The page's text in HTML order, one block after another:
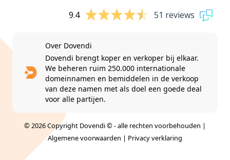
9.4 51 reviews
Over Dovendi
Dovendi brengt koper en verkoper bij elkaar.
We beheren ruim 250.000 internationale
domeinnamen en bemiddelen in de verkoop
van deze namen met als doel een goede deal
voor alle partijen.
© 2026 Copyright Dovendi © - alle rechten voorbehouden |
Algemene voorwaarden | Privacy verklaring